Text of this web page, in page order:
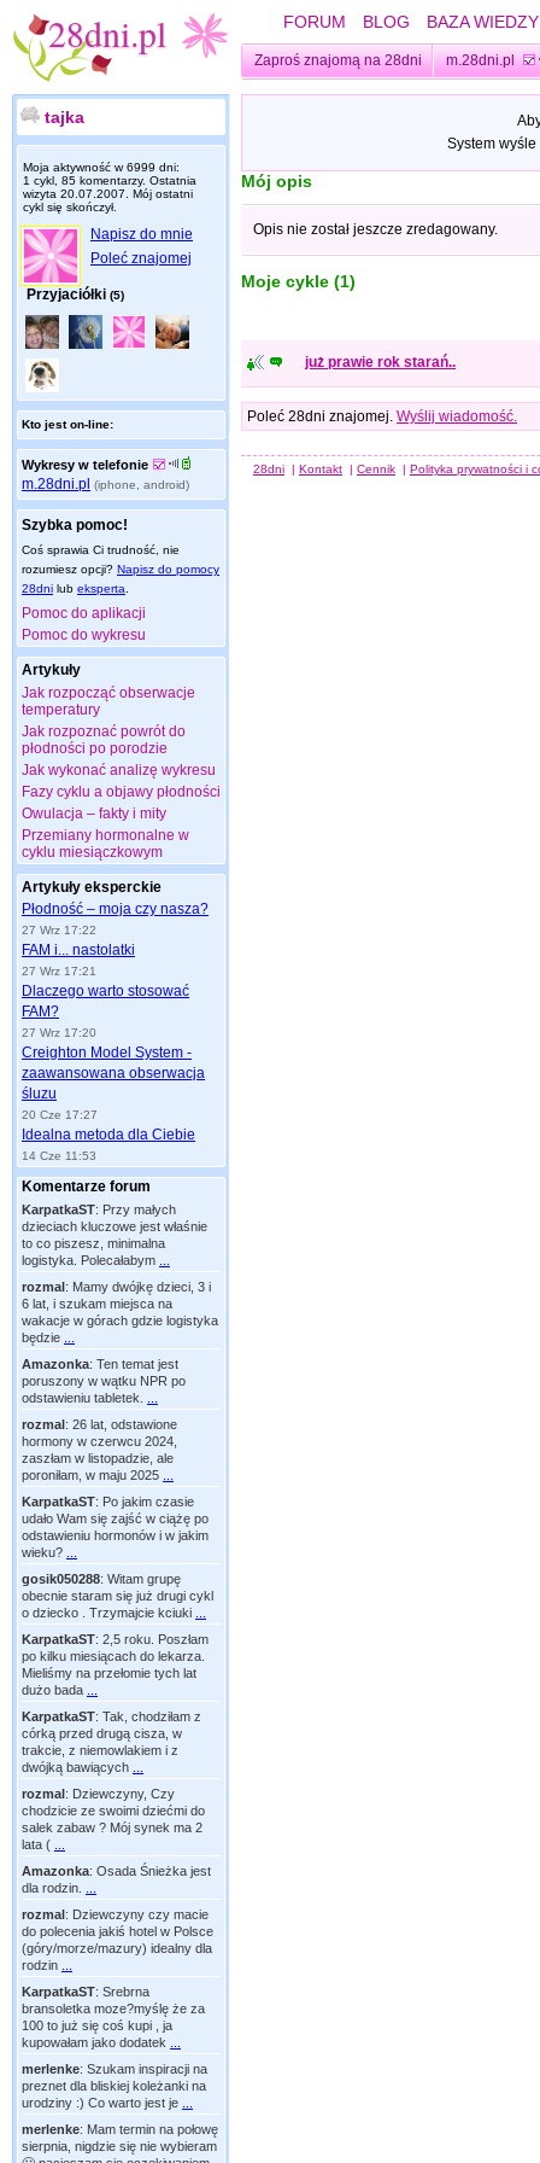
FORUM BLOG BAZA WIEDZY
Zaproś znajomą na 28dni m.28dni.pl
tajka
Moja aktywność w 6999 dni:
1 cykl, 85 komentarzy. Ostatnia
wizyta 20.07.2007 . Mój ostatni
cykl się skończył.
Napisz do mnie
Poleć znajomej
Przyjaciółki (5)
Kto jest on-line:
Wykresy w telefonie
m.28dni.pl (iphone, android)
Szybka pomoc!
Coś sprawia Ci trudność, nie
rozumiesz opcji? Napisz do pomocy
28dni lub eksperta
Pomoc do aplikacji
Pomoc do wykresu
Artykuły
Jak rozpocząć obserwacje
temperatury
Jak rozpoznać powrót do
płodności po porodzie
Jak wykonać analizę wykresu
Fazy cyklu a objawy płodności
Owulacja – fakty i mity
Przemiany hormonalne w
cyklu miesiączkowym
Artykuły eksperckie
Płodność – moja czy nasza?
27 Wrz 17:22
FAM i... nastolatki
27 Wrz 17:21
Dlaczego warto stosować
FAM?
27 Wrz 17:20
Creighton Model System -
zaawansowana obserwacja
śluzu
20 Cze 17:27
Idealna metoda dla Ciebie
14 Cze 11:53
Komentarze forum
KarpatkaST: Przy małych
dzieciach kluczowe jest właśnie
to co piszesz, minimalna
logistyka. Polecałabym
rozmal: Mamy dwójkę dzieci, 3 i
6 lat, i szukam miejsca na
wakacje w górach gdzie logistyka
będzie
Amazonka: Ten temat jest
poruszony w wątku NPR po
odstawieniu tabletek.
rozmal: 26 lat, odstawione
hormony w czerwcu 2024,
zaszłam w listopadzie, ale
poroniłam, w maju 2025
KarpatkaST: Po jakim czasie
udało Wam się zajść w ciążę po
odstawieniu hormonów i w jakim
wieku?
gosik050288: Witam grupę
obecnie staram się już drugi cykl
o dziecko . Trzymajcie kciuki
KarpatkaST: 2,5 roku. Poszłam
po kilku miesiącach do lekarza.
Mieliśmy na przełomie tych lat
dużo bada
KarpatkaST: Tak, chodziłam z
córką przed drugą cisza, w
trakcie, z niemowlakiem i z
dwójką bawiących
rozmal: Dziewczyny, Czy
chodzicie ze swoimi dziećmi do
salek zabaw ? Mój synek ma 2
lata (
Amazonka: Osada Śnieżka jest
dla rodzin.
rozmal: Dziewczyny czy macie
do polecenia jakiś hotel w Polsce
(góry/morze/mazury) idealny dla
rodzin
KarpatkaST: Srebrna
bransoletka moze?myślę że za
100 to już się coś kupi , ja
kupowałam jako dodatek
merlenke: Szukam inspiracji na
preznet dla bliskiej koleżanki na
urodziny :) Co warto jest je
merlenke: Mam termin na połowę
sierpnia, nigdzie się nie wybieram
System
Mój opis
Opis nie został jeszcze zredagowany.
Moje cykle (1)
już prawie rok starań..
Poleć 28dni znajomej. Wyślij wiadomość.
28dni | Kontakt | Cennik | Polityka prywatności i